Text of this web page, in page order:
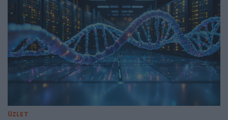
ÜZLET